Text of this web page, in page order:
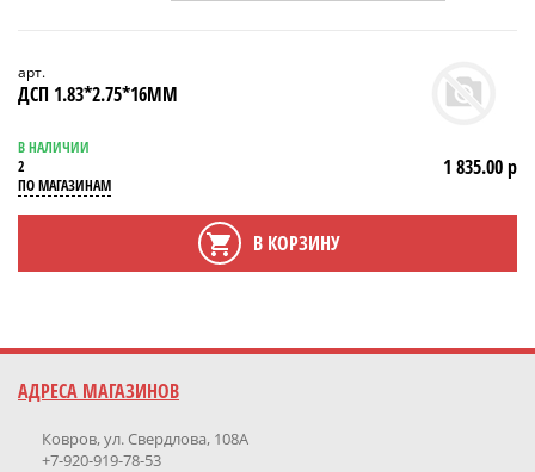
арт.
ДСП 1.83*2.75*16ММ
В НАЛИЧИИ
2
ПО МАГАЗИНАМ
1 835.00 р
В КОРЗИНУ
АДРЕСА МАГАЗИНОВ
Ковров, ул. Свердлова, 108А
+7-920-919-78-53